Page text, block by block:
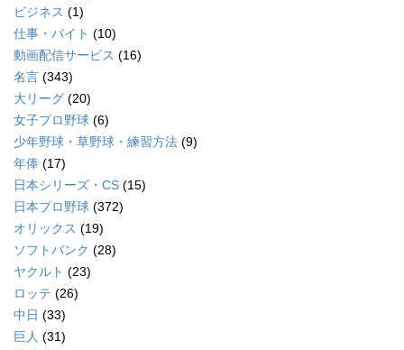
ビジネス (1)
仕事・バイト (10)
動画配信サービス (16)
名言 (343)
大リーグ (20)
女子プロ野球 (6)
少年野球・草野球・練習方法 (9)
年俸 (17)
日本シリーズ・CS (15)
日本プロ野球 (372)
オリックス (19)
ソフトバンク (28)
ヤクルト (23)
ロッテ (26)
中日 (33)
巨人 (31)